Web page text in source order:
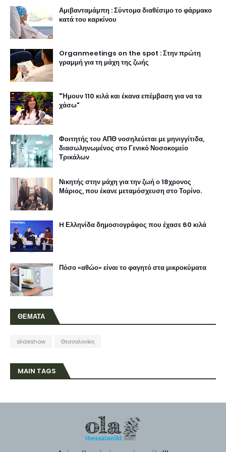
Αμιβανταμάμπη : Σύντομα διαθέσιμο το φάρμακο
κατά του καρκίνου
Organmeetings on the spot : Στην πρώτη
γραμμή για τη μάχη της ζωής
"Ήμουν 110 κιλά και έκανα επέμβαση για να τα
χάσω"
Φοιτητής του ΑΠΘ νοσηλεύεται με μηνιγγίτιδα,
διασωληνωμένος στο Γενικό Νοσοκομείο
Τρικάλων
Νικητής στην μάχη για την ζωή ο 18χρονος
Μάριος, που έκανε μεταμόσχευση στο Τορίνο.
H Ελληνίδα δημοσιογράφος που έχασε 60 κιλά
Πόσο «αθώο» είναι το φαγητό στα μικροκύματα
ΘΕΜΑΤΑ
slideshow Θεσσαλονίκη
MAIN TAGS